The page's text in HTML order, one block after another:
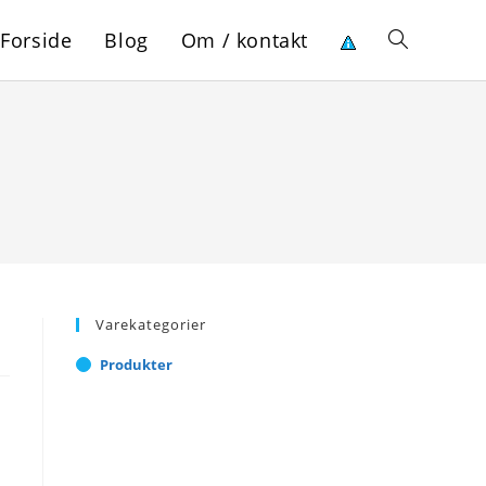
Forside Blog Om / kontakt Toggle
Varekategorier
Produkter